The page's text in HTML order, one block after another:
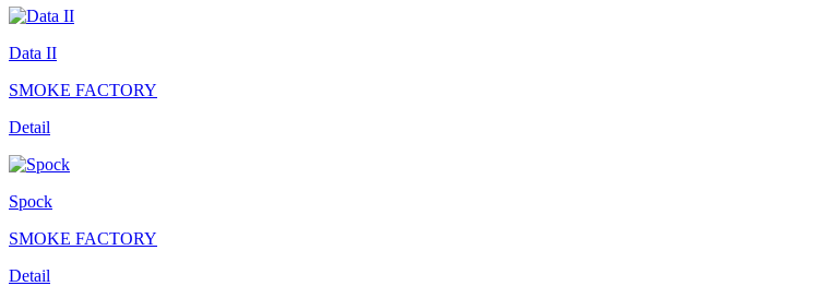
Data II
SMOKE FACTORY
Detail
Spock
SMOKE FACTORY
Detail